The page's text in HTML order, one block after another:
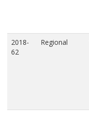
2018-
62
Regional